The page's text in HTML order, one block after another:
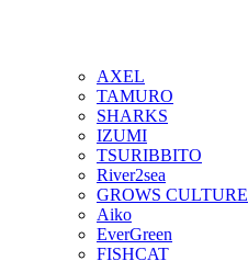
AXEL
TAMURO
SHARKS
IZUMI
TSURIBBITO
River2sea
GROWS CULTURE
Aiko
EverGreen
FISHCAT